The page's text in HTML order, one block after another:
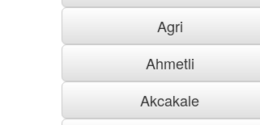
Agri
Ahmetli
Akcakale